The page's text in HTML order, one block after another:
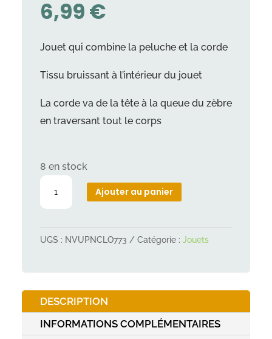
6,99€
Jouet qui combine la peluche et la corde
Tissu bruissant à l’intérieur du jouet
La corde va de la tête à la queue du zèbre
en traversant tout le corps
8 en stock
quantité
zèbre
Ajouter au panier
UGS : NVUPNCLO773 Catégorie : Jouets
DESCRIPTION
INFORMATIONS COMPLÉMENTAIRES